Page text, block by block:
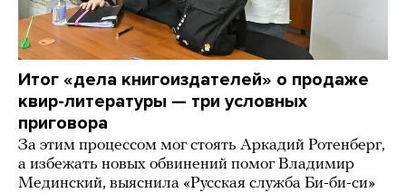
Итог «дела книгоиздателей» о продаже
квир-литературы — три условных
приговора
За этим процессом мог стоять Аркадий Ротенберг,
а избежать новых обвинений помог Владимир
Мединский, выяснила «Русская служба Би-би-си»